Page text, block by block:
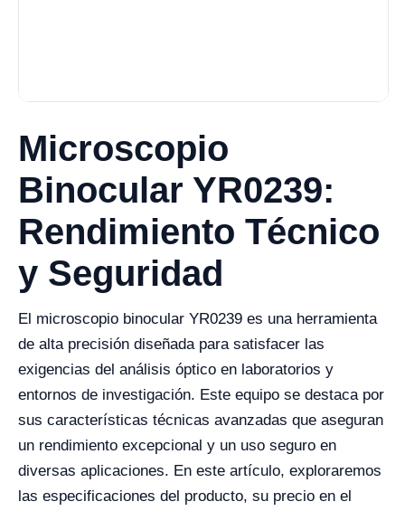
Microscopio
Binocular YR0239:
Rendimiento Técnico
y Seguridad
El microscopio binocular YR0239 es una herramienta
de alta precisión diseñada para satisfacer las
exigencias del análisis óptico en laboratorios y
entornos de investigación. Este equipo se destaca por
sus características técnicas avanzadas que aseguran
un rendimiento excepcional y un uso seguro en
diversas aplicaciones. En este artículo, exploraremos
las especificaciones del producto, su precio en el